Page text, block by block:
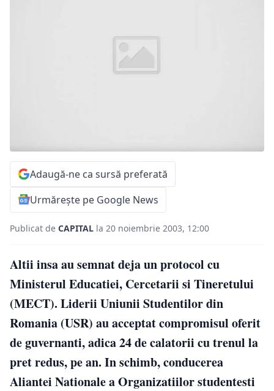
Adaugă-ne ca sursă preferată
Urmărește pe Google News
Publicat de CAPITAL la 20 noiembrie 2003, 12:00
Altii insa au semnat deja un protocol cu
Ministerul Educatiei, Cercetarii si Tineretului
(MECT). Liderii Uniunii Studentilor din
Romania (USR) au acceptat compromisul oferit
de guvernanti, adica 24 de calatorii cu trenul la
pret redus, pe an. In schimb, conducerea
Aliantei Nationale a Organizatiilor studentesti